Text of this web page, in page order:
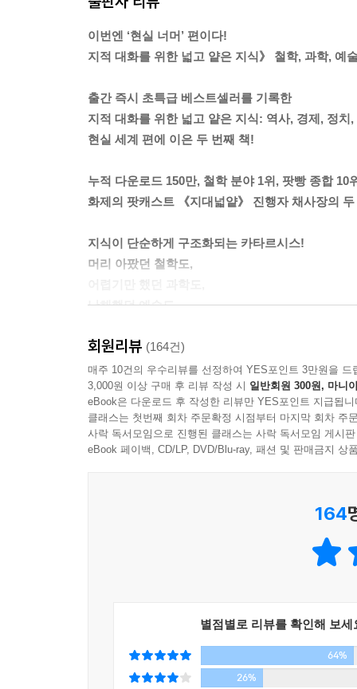
한 넓고 얕은 지식도 없이 재미있고 깊이 있는 대
답부터 말하면, 그것은 내가 발 딛고 사는 ‘세계’
나에게 보이지 않고 숨겨졌던 세계에 대한 이해.
---「프롤로그] 중
“장이야.”
B가 당황한다. A가 점잖게 말을 잇는다.
자네는 머리를 쓰지 않는 게 문제네.”
장기판을 뚫어져라 주시하던 B가 말을 하나 움직
이기는 방법은 무작정 많이 해보는 것뿐이라네. 수
B의 말이 다 끝날 때쯤, A와 B 근처에서 등을 돌리
와 B는 더 놀랐다. 그 상태로 C는 둘에게 걸어와 소
“시끄러워서 잠을 잘 수가 없네! 너희 장기를 말로
그리고는 장기판을 뒤엎어버렸다.
A는 절대주의, B는 상대주의, C는 회의주의다.
---「세 가지 중심 개념_절대주의, 상대주의, 회의주의」중
이번엔 ‘현실 너머’ 편이다!
지적 대화를 위한 넓고 얕은 지식》 철학, 과학, 예
출간 즉시 초특급 베스트셀러를 기록한
지적 대화를 위한 넓고 얕은 지식: 역사, 경제, 정치
현실 세계 편에 이은 두 번째 책!
누적 다운로드 150만, 철학 분야 1위, 팟빵 종합 10
화제의 팟캐스트 《지대넓얕》 진행자 채사장의
지식이 단순하게 구조화되는 카타르시스!
머리 아팠던 철학도,
난해했던 예술도,
쉽고 편안하게 이해된다!
《지적 대화를 위한 넓고 얕은 지식》 현실 세계
등극했다. 언론 매체에서 빵빵 터트려준 것도 아
해갈되어서다. 그간 인문교양 도서들은 꼭 알
성찬이었다. 제 것으로 소화되지 않는 지식은 갈
만들어낸 지식의 흐름이 한 편의 천일야화처
보수와 진보, 개인과 전체 등 이분법으로 지식을
모르고 암기했던 과학 지식들, 난해했던 예술
드디어 자리를 찾을 것이다. 현실 너머 편까지 아
회원리뷰 (164건)
매주 10건의 우수리뷰를 선정하여 YES포인트 3만원을 드
3,000원 이상 구매 후 리뷰 작성 시 일반회원 300원, 마니
eBook은 다운로드 후 작성한 리뷰만 YES포인트 지급됩니
클래스는 첫번째 회차 주문확정 시점부터 마지막 회차 주
사락 독서모임으로 진행된 클래스는 사락 독서모임 게시
eBook 페이백, CD/LP, DVD/Blu-ray, 패션 및 판매금지 상
164
별점별로 리뷰를 확인해 보세
64%
26%